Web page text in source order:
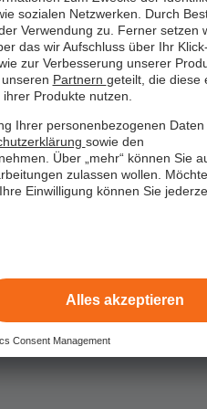
sozialen Netzwerken. Durch
Verwendung zu. Ferner setzen
das wir Aufschluss über Ihr
zur Verbesserung unserer
Partnern geteilt, die diese
Produkte nutzen.
Ihrer personenbezogenen Daten
sowie den
Über „mehr“ können Sie
zulassen wollen.
Einwilligung können Sie
Alles akzeptieren
Consent Management
uns alle Anliegen
mitteilen.